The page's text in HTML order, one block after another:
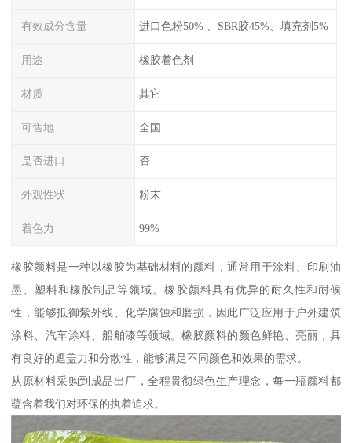
有效成分含量 进口色粉50% 、SBR胶45%、填充剂5%
用途 橡胶着色剂
材质 其它
可售地 全国
是否进口 否
外观性状 粉末
着色力 99%
橡胶颜料是一种以橡胶为基础材料的颜料，通常用于涂料、印刷油
墨、塑料和橡胶制品等领域。橡胶颜料具有优异的耐久性和耐候
性，能够抵御紫外线、化学腐蚀和磨损，因此广泛应用于户外建筑
涂料、汽车涂料、船舶漆等领域。橡胶颜料的颜色鲜艳、亮丽，具
有良好的遮盖力和分散性，能够满足不同颜色和效果的需求。
从原材料采购到成品出厂，全程贯彻绿色生产理念，每一瓶颜料都
蕴含着我们对环保的执着追求。